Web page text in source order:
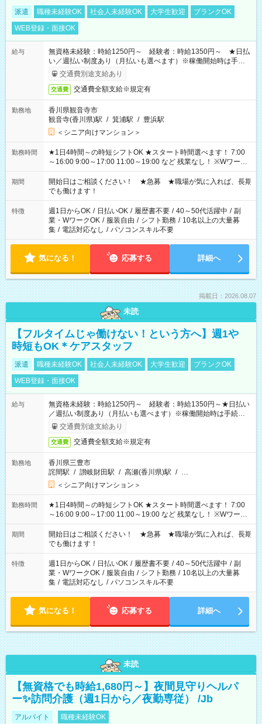
派遣 職種未経験OK 社会人未経験OK 大学生歓迎
ブランクOK
WEB登録・面接OK
給与
無資格未経験：時給1250円～ 経験者：時給1350円～ ★日払
い／週払い制度あり（月払いも選べます）※稼働開始時は手続き
完了次第のお支払いとなります。
交通費別途支給あり
交通費 交通費全額支給※規定有
勤務地
香川県観音寺市
観音寺(香川県)駅 / 箕浦駅 / 豊浜駅
＜シニア向けマンション＞
勤務時間
★1日4時間～の時短シフトOK ★スタート時間選べます！ 7:00
～16:00 9:00～17:00 11:00～19:00 など 残業なし！ ※Wワーク
の場合、他のお仕事と合わせ週40時間超の就業はご案内できま
せん ※法令に基づき、週20時間以上勤務は社会保険への加入対
象となります ※労働者派遣法（日雇い派遣の原則禁止）によ
り、短時間・短期間の就業はご案内が難しい場合があります
期間
開始日はご相談ください！ ★急募 ★職場が気に入れば、長期
でも働けます！
特徴 週1日からOK / 日払いOK / 履歴書不要 / 40～50代活躍中 / 副
業・WワークOK / 服装自由 / シフト勤務 / 10名以上の大量募
集 / 電話対応なし / パソコンスキル不要
気になる！ 応募する 詳細へ
掲載日：2026.08.07
未読
【フルタイムじゃ働けない！という方へ】週1や
時短もOK＊ケアスタッフ
派遣 職種未経験OK 社会人未経験OK 大学生歓迎
ブランクOK
WEB登録・面接OK
給与
無資格未経験：時給1250円～ 経験者：時給1350円～★日払い
／週払い制度あり（月払いも選べます）※稼働開始時は手続き完
了次第のお支払いとなります。
交通費別途支給あり
交通費 交通費全額支給※規定有
勤務地
香川県三豊市
詫間駅 / 讃岐財田駅 / 高瀬(香川県)駅 / …
＜シニア向けマンション＞
勤務時間
★1日4時間～の時短シフトOK ★スタート時間選べます！ 7:00
～16:00 9:00～17:00 11:00～19:00 など 残業なし！ ※Wワーク
の場合、他のお仕事と合わせ週40時間超の就業はご案内できま
せん ※法令に基づき、週20時間以上勤務は社会保険への加入対
象となります ※労働者派遣法（日雇い派遣の原則禁止）によ
り、短時間・短期間の就業はご案内が難しい場合があります
期間
開始日はご相談ください！ ★急募 ★職場が気に入れば、長期
でも働けます！
特徴 週1日からOK / 日払いOK / 履歴書不要 / 40～50代活躍中 / 副
業・WワークOK / 服装自由 / シフト勤務 / 10名以上の大量募
集 / 電話対応なし / パソコンスキル不要
気になる！ 応募する 詳細へ
未読
【無資格でも時給1,680円～】夜間見守りヘルパ
ー✨訪問介護（週1日から／夜勤専従） /Jb
アルバイト 職種未経験OK